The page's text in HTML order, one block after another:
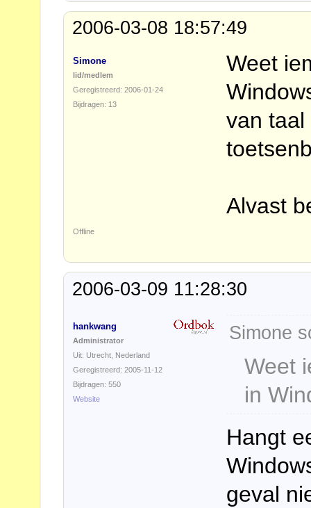
2006-03-08 18:57:49
Simone
lid/medlem
Geregistreerd: 2006-01-24
Bijdragen: 13
Weet
van
Alvast
Offline
2006-03-09 11:28:30
hankwang
Administrator
Uit: Utrecht, Nederland
Geregistreerd: 2005-11-12
Bijdragen: 550
Website
Simone
Weet
in
Hangt
geval